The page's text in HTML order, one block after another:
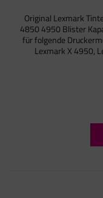
Original Lexmark
4850 4950 Blister
für folgende
Lexmark X 4950,